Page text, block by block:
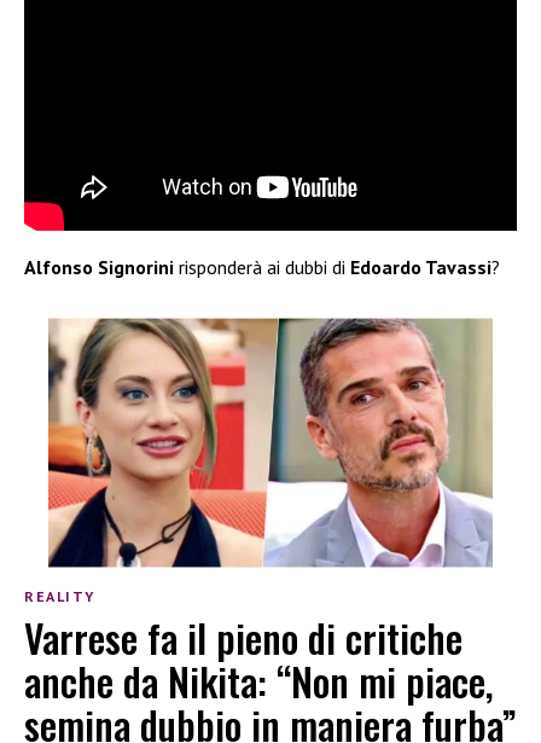
Alfonso Signorini risponderà ai dubbi di Edoardo Tavassi?
REALITY
Varrese fa il pieno di critiche
anche da Nikita: “Non mi piace,
semina dubbio in maniera furba”